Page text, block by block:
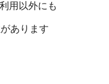
用以外にも
あります